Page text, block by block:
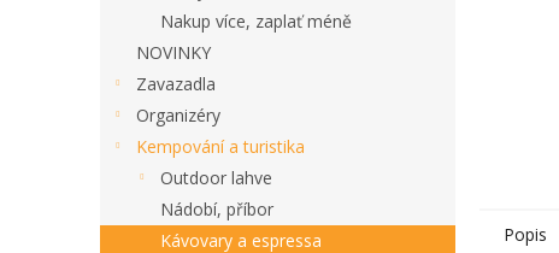
Nakup více, zaplať méně
NOVINKY
Zavazadla
Organizéry
Kempování a turistika
Outdoor lahve
Nádobí, příbor
Kávovary a espressa
Popis